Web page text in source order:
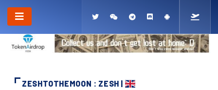
ZESHTOTHEMOON : ZESH |